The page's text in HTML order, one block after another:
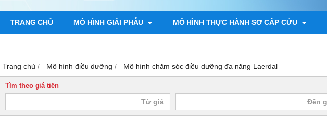
TRANG CHỦ MÔ HÌNH GIẢI PHẪU MÔ HÌNH THỰC HÀNH SƠ CẤP CỨU
Trang chủ Mô hình điều dưỡng Mô hình chăm sóc điều dưỡng đa năng Laerdal
Tìm theo giá tiền